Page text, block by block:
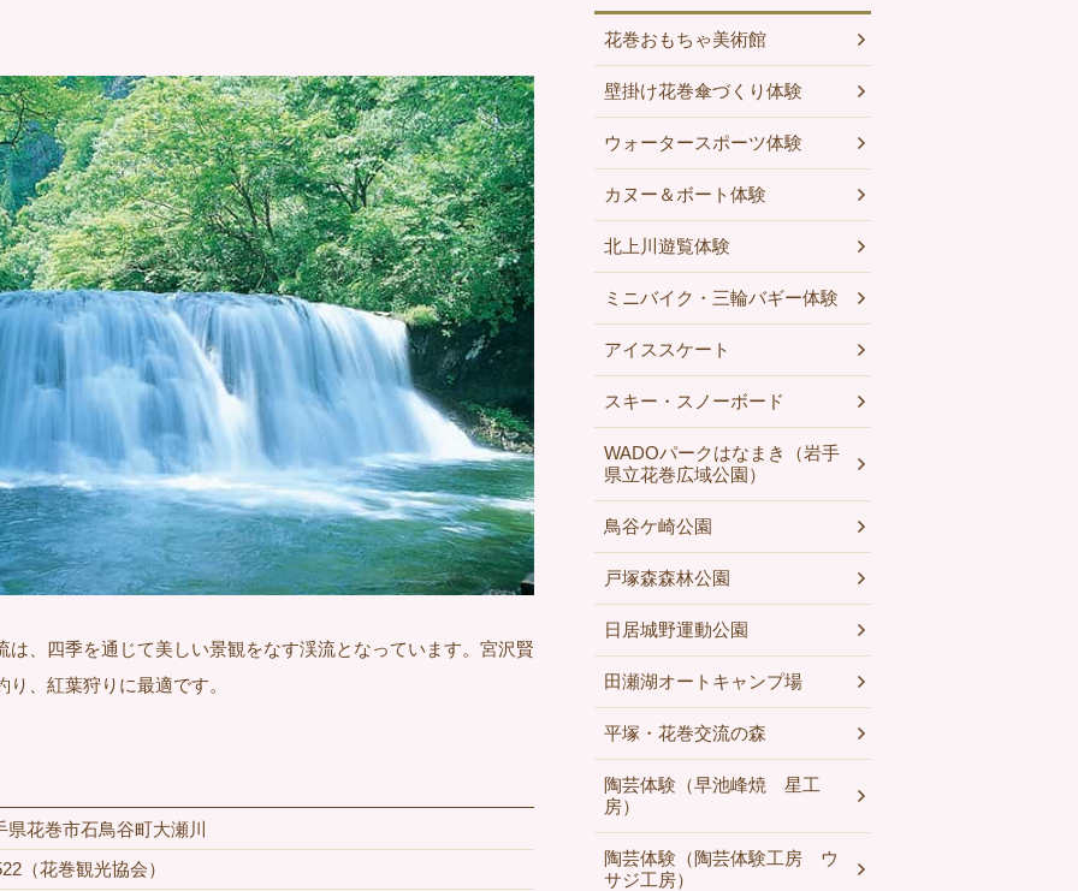
、四季を通じて美しい景観をなす渓流となっています。宮沢賢
、紅葉狩りに最適です。
県花巻市石鳥谷町大瀬川
（花巻観光協会）
花巻おもちゃ美術館
壁掛け花巻傘づくり体験
ウォータースポーツ体験
カヌー＆ボート体験
北上川遊覧体験
ミニバイク・三輪バギー体験
アイススケート
スキー・スノーボード
WADOパークはなまき（岩手
県立花巻広域公園）
鳥谷ケ崎公園
戸塚森森林公園
日居城野運動公園
田瀬湖オートキャンプ場
平塚・花巻交流の森
陶芸体験（早池峰焼 星工
房）
陶芸体験（陶芸体験工房 ウ
サジ工房）